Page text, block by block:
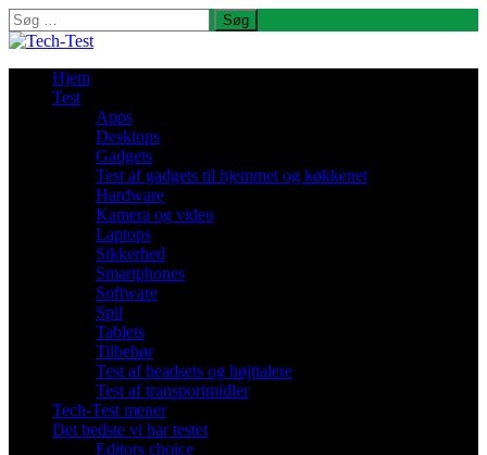
Søg
efter:
Hjem
Test
Apps
Desktops
Gadgets
Test af gadgets til hjemmet og køkkenet
Hardware
Kamera og video
Laptops
Sikkerhed
Smartphones
Software
Spil
Tablets
Tilbehør
Test af headsets og højttalere
Test af transportmidler
Tech-Test mener
Det bedste vi har testet
Editors choice